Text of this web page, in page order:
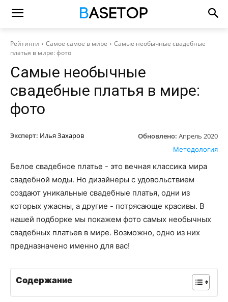
Рейтинги Самое самое в мире
Самые необычные свадебные
платья в мире: фото
Самые необычные
свадебные платья в мире:
фото
Эксперт: Илья Захаров Обновлено: Апрель 2020
Методология
Белое свадебное платье - это вечная классика мира
свадебной моды. Но дизайнеры с удовольствием
создают уникальные свадебные платья, одни из
которых ужасны, а другие - потрясающе красивы. В
нашей подборке мы покажем фото самых необычных
свадебных платьев в мире. Возможно, одно из них
предназначено именно для вас!
Содержание